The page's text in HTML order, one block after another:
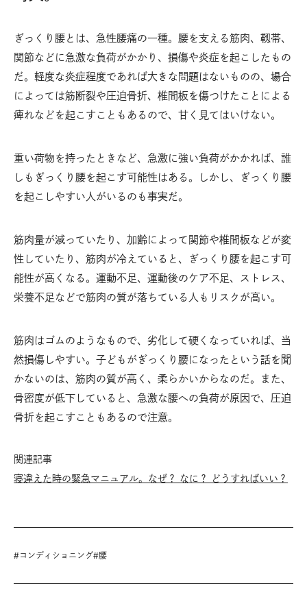
ぎっくり腰とは、急性腰痛の一種。腰を支える筋肉、靱帯、
関節などに急激な負荷がかかり、損傷や炎症を起こしたもの
だ。軽度な炎症程度であれば大きな問題はないものの、場合
によっては筋断裂や圧迫骨折、椎間板を傷つけたことによる
痺れなどを起こすこともあるので、甘く見てはいけない。
重い荷物を持ったときなど、急激に強い負荷がかかれば、誰
しもぎっくり腰を起こす可能性はある。しかし、ぎっくり腰
を起こしやすい人がいるのも事実だ。
筋肉量が減っていたり、加齢によって関節や椎間板などが変
性していたり、筋肉が冷えていると、ぎっくり腰を起こす可
能性が高くなる。運動不足、運動後のケア不足、ストレス、
栄養不足などで筋肉の質が落ちている人もリスクが高い。
筋肉はゴムのようなもので、劣化して硬くなっていれば、当
然損傷しやすい。子どもがぎっくり腰になったという話を聞
かないのは、筋肉の質が高く、柔らかいからなのだ。また、
骨密度が低下していると、急激な腰への負荷が原因で、圧迫
骨折を起こすこともあるので注意。
関連記事
寝違えた時の緊急マニュアル。なぜ？ なに？ どうすればいい？
#コンディショニング#腰